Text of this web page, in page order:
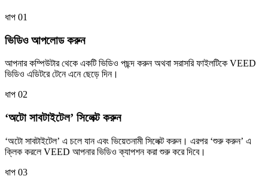
ধাপ 01
ভিডিও আপলোড করুন
আপনার কম্পিউটার থেকে একটি ভিডিও পছন্দ করুন অথবা সরাসরি ফাইলটিকে VEED
ভিডিও এডিটরে টেনে এনে ছেড়ে দিন।
ধাপ 02
‘অটো সাবটাইটেল’ সিলেক্ট করুন
‘অটো সাবটাইটেল’ এ চলে যান এবং ভিয়েতনামী সিলেক্ট করুন। এরপর ‘শুরু করুন’ এ
ক্লিক করলে VEED আপনার ভিডিও ক্যাপশন করা শুরু করে দিবে।
ধাপ 03